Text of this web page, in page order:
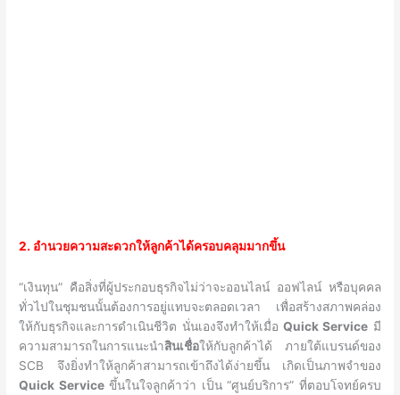
2. อำนวยความสะดวกให้ลูกค้าได้ครอบคลุมมากขึ้น
“เงินทุน” คือสิ่งที่ผู้ประกอบธุรกิจไม่ว่าจะออนไลน์ ออฟไลน์ หรือบุคคล
ทั่วไปในชุมชนนั้นต้องการอยู่แทบจะตลอดเวลา เพื่อสร้างสภาพคล่อง
ให้กับธุรกิจและการดำเนินชีวิต นั่นเองจึงทำให้เมื่อ Quick Service มี
ความสามารถในการแนะนำสินเชื่อให้กับลูกค้าได้ ภายใต้แบรนด์ของ
SCB จึงยิ่งทำให้ลูกค้าสามารถเข้าถึงได้ง่ายขึ้น เกิดเป็นภาพจำของ
Quick Serviceขึ้นในใจลูกค้าว่า เป็น “ศูนย์บริการ” ที่ตอบโจทย์ครบ